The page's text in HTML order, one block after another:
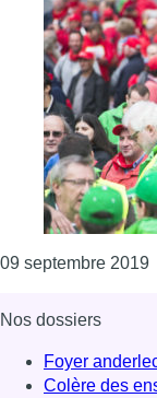
09 septembre 2019
Nos dossiers
Foyer
Colère des